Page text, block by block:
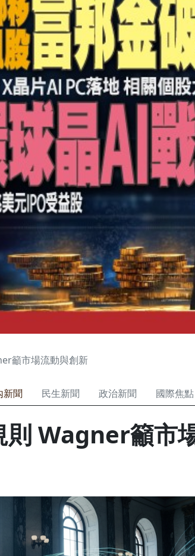
籲市場流動與創新
新聞 民生新聞 政治新聞 國際焦點
Wagner籲市